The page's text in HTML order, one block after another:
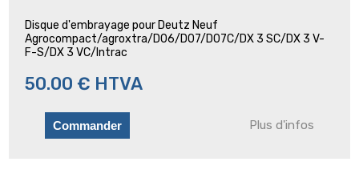
Disque d'embrayage pour Deutz Neuf
Agrocompact/agroxtra/D06/D07/D07C/DX 3 SC/DX 3 V-
F-S/DX 3 VC/Intrac
50.00 € HTVA
Plus d'infos